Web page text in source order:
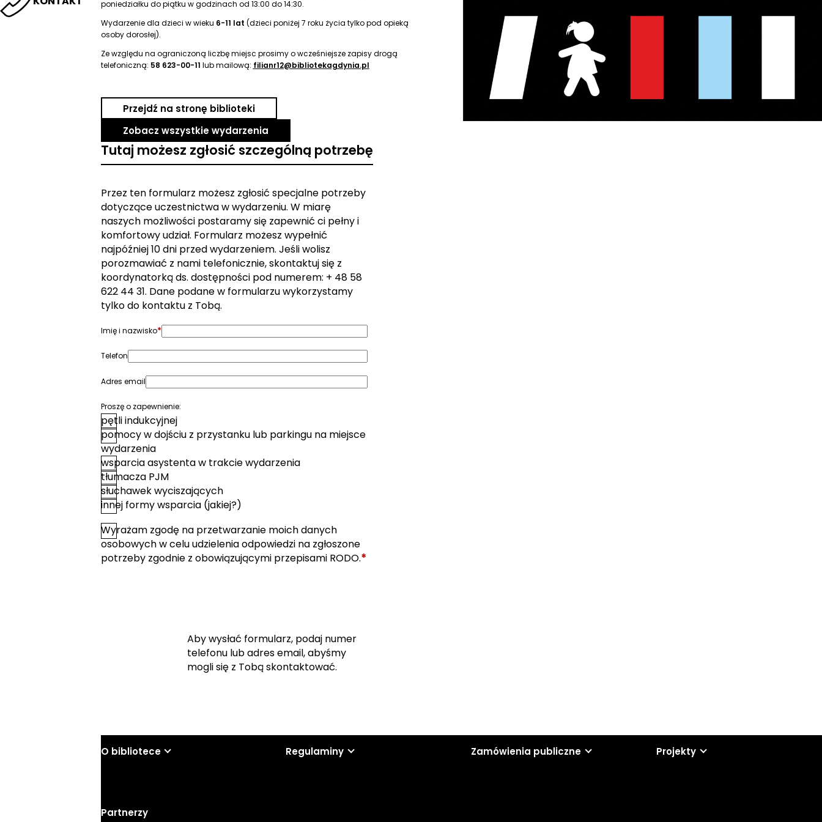
poniedziałku do piątku w godzinach od 13:00 do 14:30.
Wydarzenie dla dzieci w wieku 6-11 lat (dzieci poniżej 7 roku życia tylko pod opieką
osoby dorosłej).
Ze względu na ograniczoną liczbę miejsc prosimy o wcześniejsze zapisy drogą
telefoniczną: 58 623-00-11 lub mailową: filianr12@bibliotekagdynia.pl
Przejdź na stronę biblioteki
Zobacz wszystkie wydarzenia
Tutaj możesz zgłosić szczególną potrzebę
Przez ten formularz możesz zgłosić specjalne potrzeby
dotyczące uczestnictwa w wydarzeniu. W miarę
naszych możliwości postaramy się zapewnić ci pełny i
komfortowy udział. Formularz możesz wypełnić
najpóźniej 10 dni przed wydarzeniem. Jeśli wolisz
porozmawiać z nami telefonicznie, skontaktuj się z
koordynatorką ds. dostępności pod numerem: + 48 58
622 44 31. Dane podane w formularzu wykorzystamy
tylko do kontaktu z Tobą.
Imię i nazwisko*
Telefon
Adres email
Proszę o zapewnienie:
pętli indukcyjnej
pomocy w dojściu z przystanku lub parkingu na miejsce
wydarzenia
wsparcia asystenta w trakcie wydarzenia
tłumacza PJM
słuchawek wyciszających
innej formy wsparcia (jakiej?)
Zgoda*
Wyrażam zgodę na przetwarzanie moich danych
osobowych w celu udzielenia odpowiedzi na zgłoszone
potrzeby zgodnie z obowiązującymi przepisami RODO.*
Aby wysłać formularz, podaj numer
telefonu lub adres email, abyśmy
mogli się z Tobą skontaktować.
O bibliotece Regulaminy Zamówienia publiczne Projekty
Partnerzy